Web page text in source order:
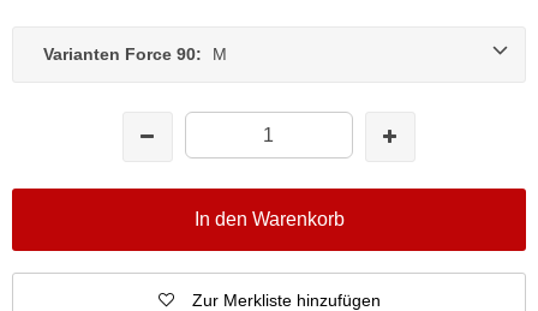
Varianten Force 90: M
In den Warenkorb
Zur Merkliste hinzufügen